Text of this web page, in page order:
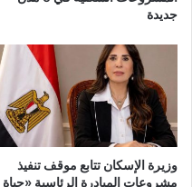
جديدة
وزيرة الإسكان تتابع موقف تنفيذ
مشروعات المبادرة الرئاسية «حياة